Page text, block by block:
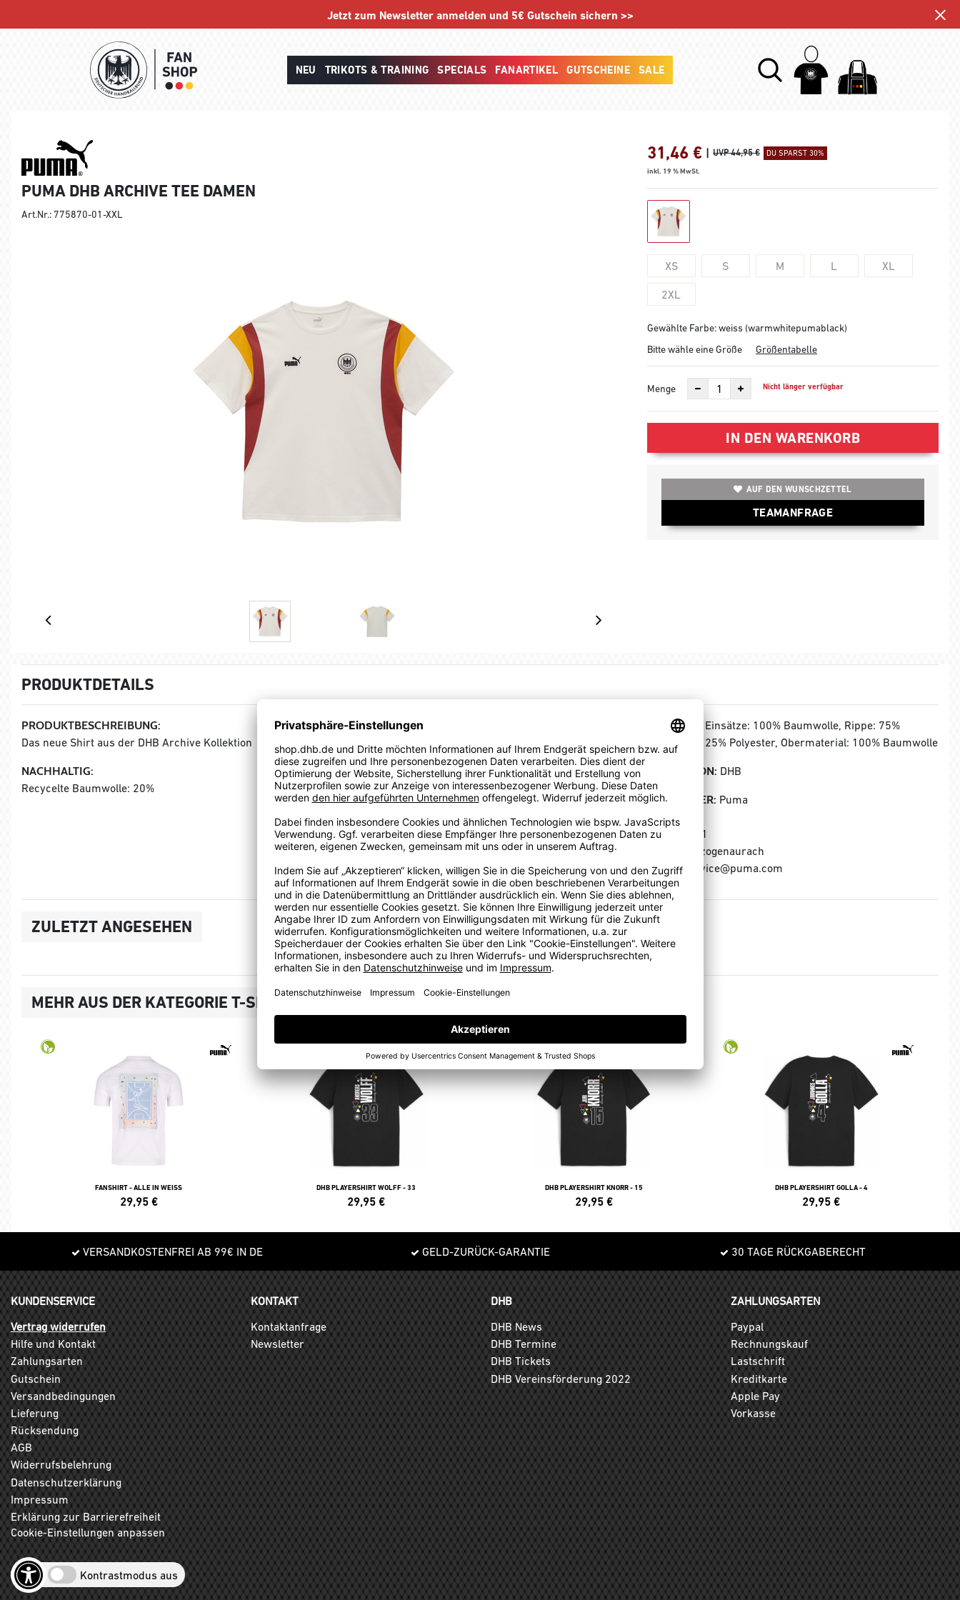
Jetzt zum Newsletter anmelden und 5€ Gutschein sichern >>
NEU TRIKOTS & TRAINING SPECIALS FANARTIKEL GUTSCHEINE SALE
PUMA DHB ARCHIVE TEE DAMEN
Art.Nr.: 775870-01-XXL
31,46 € | UVP 44,95 € DU SPARST 30%
inkl. 19 % MwSt.
XS S M L XL
2XL
Gewählte Farbe: weiss (warmwhitepumablack)
Bitte wähle eine Größe
Größentabelle
Menge Nicht länger verfügbar
IN DEN WARENKORB
AUF DEN WUNSCHZETTEL
TEAMANFRAGE
PRODUKTDETAILS
PRODUKTBESCHREIBUNG:
Das neue Shirt aus der DHB Archive Kollektion
NACHHALTIG:
Recycelte Baumwolle: 20%
MATERIAL:
Einsätze: 100% Baumwolle, Rippe: 75%
Baumwolle 25% Polyester, Obermaterial: 100% Baumwolle
KOLLEKTION: DHB
HERSTELLER: Puma
Puma SE
Puma Way 1
91074 Herzogenaurach
E-Mail: service@puma.com
ZULETZT ANGESEHEN
MEHR AUS DER KATEGORIE T-SHIRTS, POLOS
FANSHIRT - ALLE IN WEISS
29,95 €
DHB PLAYERSHIRT WOLFF - 33
29,95 €
DHB PLAYERSHIRT KNORR - 15
29,95 €
DHB PLAYERSHIRT GOLLA - 4
29,95 €
VERSANDKOSTENFREI AB 99€ IN DE GELD-ZURÜCK-GARANTIE 30 TAGE RÜCKGABERECHT
KUNDENSERVICE
Vertrag widerrufen
Hilfe und Kontakt
Zahlungsarten
Gutschein
Versandbedingungen
Lieferung
Rücksendung
AGB
Widerrufsbelehrung
Datenschutzerklärung
Impressum
Erklärung zur Barrierefreiheit
Cookie-Einstellungen anpassen
Kontrastmodus aus
KONTAKT
Kontaktanfrage
Newsletter
DHB
DHB News
DHB Termine
DHB Tickets
DHB Vereinsförderung 2022
ZAHLUNGSARTEN
Paypal
Rechnungskauf
Lastschrift
Kreditkarte
Apple Pay
Vorkasse